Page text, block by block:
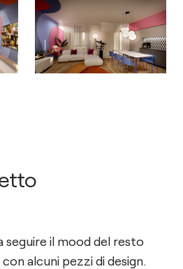
seguire il mood del resto
alcuni pezzi di design.